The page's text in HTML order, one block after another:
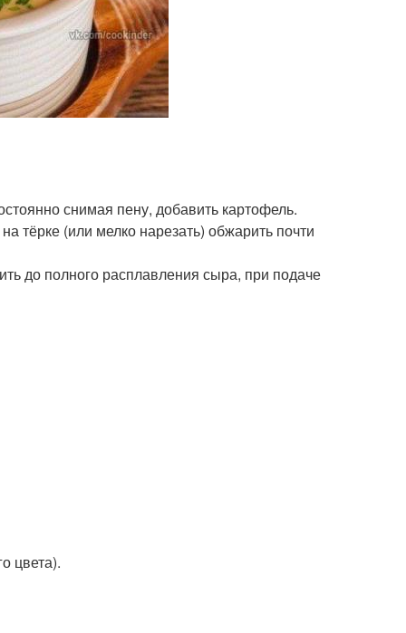
снимая пену, добавить картофель.
тёрке (или мелко нарезать) обжарить почти
до полного расплавления сыра, при подаче
цвета).